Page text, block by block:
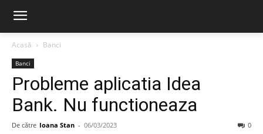
Acasă Banci
Banci
Probleme aplicatia Idea
Bank. Nu functioneaza
De către Ioana Stan - 06/03/2023 0